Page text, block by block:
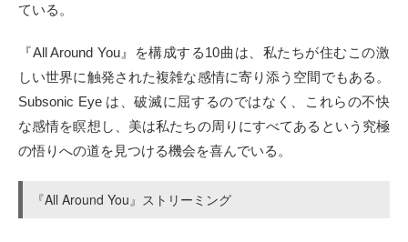
ている。
『All Around You』を構成する10曲は、私たちが住むこの激
しい世界に触発された複雑な感情に寄り添う空間でもある。
Subsonic Eye は、破滅に屈するのではなく、これらの不快
な感情を瞑想し、美は私たちの周りにすべてあるという究極
の悟りへの道を見つける機会を喜んでいる。
『All Around You』ストリーミング